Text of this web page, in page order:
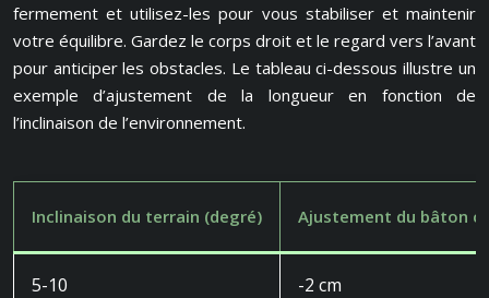
fermement et utilisez-les pour vous stabiliser et maintenir
votre équilibre. Gardez le corps droit et le regard vers l’avant
pour anticiper les obstacles. Le tableau ci-dessous illustre un
exemple d’ajustement de la longueur en fonction de
l’inclinaison de l’environnement.
Inclinaison du terrain (degré) Ajustement du bâton
5-10 -2 cm